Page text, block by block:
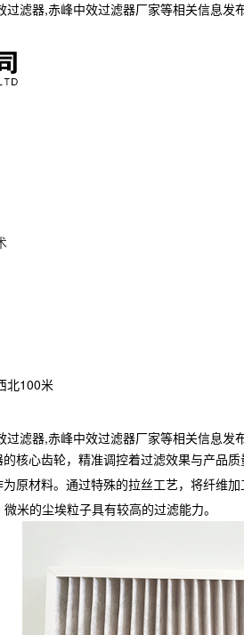
过滤器,赤峰中效过滤器厂家等相关信息发
北100米
过滤器,赤峰中效过滤器厂家等相关信息发
心齿轮，精准调控着过滤效果与产品
原材料。通过特殊的拉丝工艺，将纤维
米的尘埃粒子具有较高的过滤能力。